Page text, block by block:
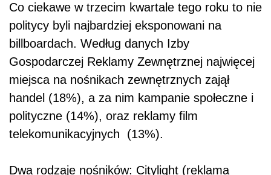
Co ciekawe w trzecim kwartale tego roku to nie
politycy byli najbardziej eksponowani na
billboardach. Według danych Izby
Gospodarczej Reklamy Zewnętrznej najwięcej
miejsca na nośnikach zewnętrznych zajął
handel (18%), a za nim kampanie społeczne i
polityczne (14%), oraz reklamy film
telekomunikacyjnych (13%).
Dwa rodzaje nośników: Citylight (reklama